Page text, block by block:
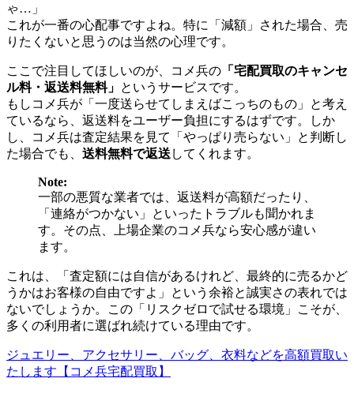
ゃ…」
これが一番の心配事ですよね。特に「減額」された場合、売
りたくないと思うのは当然の心理です。
ここで注目してほしいのが、コメ兵の 「宅配買取のキャンセ
ル料・返送料無料」 というサービスです。
もしコメ兵が「一度送らせてしまえばこっちのもの」と考え
ているなら、返送料をユーザー負担にするはずです。しか
し、コメ兵は査定結果を見て「やっぱり売らない」と判断し
た場合でも、 送料無料で返送 してくれます。
Note:
一部の悪質な業者では、返送料が高額だったり、
「連絡がつかない」といったトラブルも聞かれま
す。その点、上場企業のコメ兵なら安心感が違い
ます。
これは、「査定額には自信があるけれど、最終的に売るかど
うかはお客様の自由ですよ」という余裕と誠実さの表れでは
ないでしょうか。この「リスクゼロで試せる環境」こそが、
多くの利用者に選ばれ続けている理由です。
ジュエリー、アクセサリー、バッグ、衣料などを高額買取い
たします【コメ兵宅配買取】